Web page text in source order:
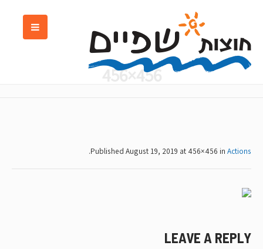
456×456
Published August 19, 2019 at 456×456 in Actions
.
LEAVE A REPLY